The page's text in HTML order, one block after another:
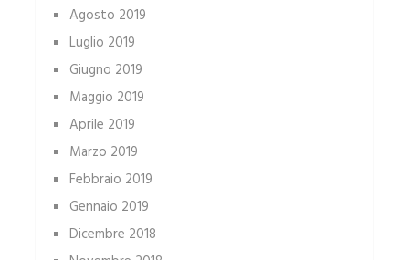
Agosto 2019
Luglio 2019
Giugno 2019
Maggio 2019
Aprile 2019
Marzo 2019
Febbraio 2019
Gennaio 2019
Dicembre 2018